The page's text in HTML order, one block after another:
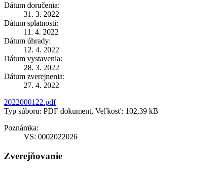
Dátum doručenia:
31. 3. 2022
Dátum splatnosti:
11. 4. 2022
Dátum úhrady:
12. 4. 2022
Dátum vystavenia:
28. 3. 2022
Dátum zverejnenia:
27. 4. 2022
2022000122.pdf
Typ súboru: PDF dokument, Veľkosť: 102,39 kB
Poznámka:
VS: 0002022026
Zverejňovanie